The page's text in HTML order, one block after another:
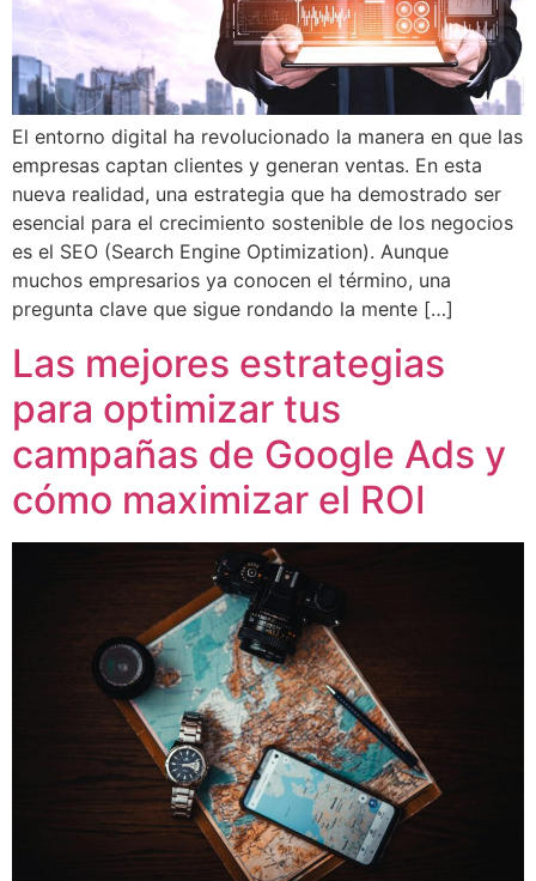
El entorno digital ha revolucionado la manera en que las
empresas captan clientes y generan ventas. En esta
nueva realidad, una estrategia que ha demostrado ser
esencial para el crecimiento sostenible de los negocios
es el SEO (Search Engine Optimization). Aunque
muchos empresarios ya conocen el término, una
pregunta clave que sigue rondando la mente […]
Las mejores estrategias
para optimizar tus
campañas de Google Ads y
cómo maximizar el ROI